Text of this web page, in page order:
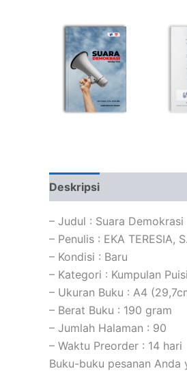
Deskripsi
– Judul : Suara Demokrasi
– Penulis : EKA TERESIA,
– Kondisi : Baru
– Kategori : Kumpulan Puisi
– Ukuran Buku : A4
– Berat Buku : 190 gram
– Jumlah Halaman : 90
– Waktu Preorder : 14 hari
Buku-buku pesanan